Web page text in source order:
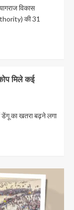
विकास
की 31
मिले कई
डेंगू का खतरा बढ़ने लगा